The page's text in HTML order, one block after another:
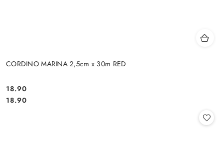
CORDINO MARINA 2,5cm x 30m RED
Cena:
18.90
Cena:
18.90